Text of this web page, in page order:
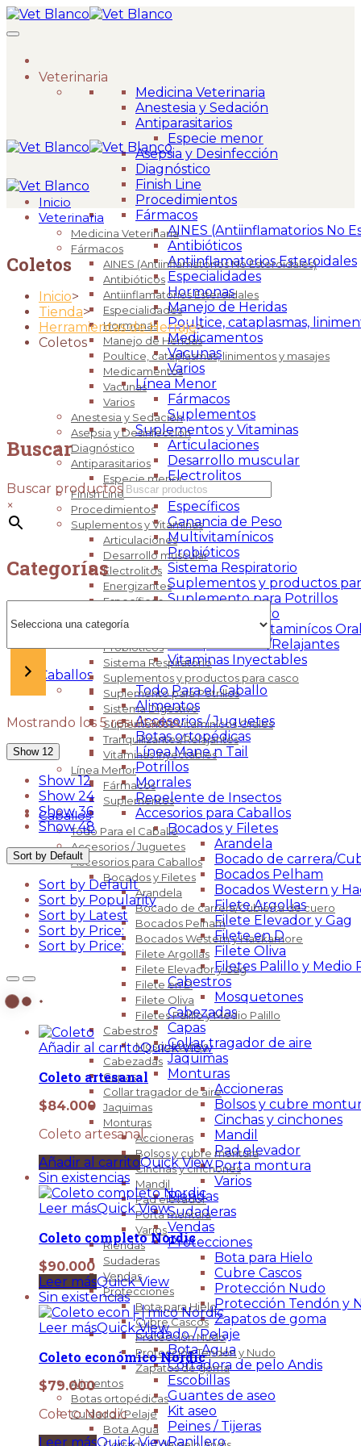
Veterinaria
Medicina Veterinaria
Anestesia y Sedación
Antiparasitarios
Especie menor
Asepsia y Desinfección
Diagnóstico
Finish Line
Procedimientos
Fármacos
AINES (Antiinflamatorios No
Antibióticos
Antiinflamatorios Esteroidales
Especialidades
Hormonas
Manejo de Heridas
Poultice, cataplasmas,
Medicamentos
Vacunas
Varios
Línea Menor
Fármacos
Suplementos
Suplementos y Vitaminas
Articulaciones
Desarrollo muscular
Electrolitos
Energizantes
Específicos
Ganancia de Peso
Multivitamínicos
Probióticos
Sistema Respiratorio
Suplementos y productos
Suplemento para Potrillos
Sistema Digestivo
Suplementos Vitaminícos
Tranquilizantes/Relajantes
Vitaminas Inyectables
Caballos
Todo Para el Caballo
Alimentos
Accesorios / Juguetes
Botas ortopédicas
Línea Mane n Tail
Potrillos
Morrales
Repelente de Insectos
Accesorios para Caballos
Bocados y Filetes
Arandela
Bocado de carrera/
Bocados Pelham
Bocados Western y
Filete Argollas
Filete Elevador y Gag
Filete en D
Filete Oliva
Filetes Palillo y Medio
Cabestros
Mosquetones
Cabezadas
Capas
Collar tragador de aire
Jaquimas
Monturas
Accioneras
Bolsos y cubre
Cinchas y cinchones
Mandil
Pad elevador
Porta montura
Varios
Riendas
Sudaderas
Vendas
Protecciones
Bota para Hielo
Cubre Cascos
Protección Nudo
Protección Tendón y
Zapatos de goma
Cuidado / Pelaje
Bota Agua
Cortadora de pelo Andis
Escobillas
Guantes de aseo
Kit aseo
Peines / Tijeras
Ranillero
Inicio
Veterinaria
Medicina Veterinaria
Fármacos
AINES (Antiinflamatorios No Esteroidales)
Antibióticos
Antiinflamatorios Esteroidales
Especialidades
Hormonas
Manejo de Heridas
Poultice, cataplasmas, linimentos y masajes
Medicamentos
Vacunas
Varios
Anestesia y Sedación
Asepsia y Desinfección
Diagnóstico
Antiparasitarios
Especie menor
Finish Line
Procedimientos
Suplementos y Vitaminas
Articulaciones
Desarrollo muscular
Electrolitos
Energizantes
Específicos
Multivitamínicos
Probióticos
Sistema Respiratorio
Suplementos y productos para casco
Suplemento para Potrillos
Sistema Digestivo
Suplementos Vitaminícos Orales
Tranquilizantes/Relajantes
Vitaminas Inyectables
Línea Menor
Fármacos
Suplementos
Caballos
Todo Para el Caballo
Accesorios / Juguetes
Accesorios para Caballos
Bocados y Filetes
Arandela
Bocado de carrera/Cubierta de cuero
Bocados Pelham
Bocados Western y Hackamore
Filete Argollas
Filete Elevador y Gag
Filete en D
Filete Oliva
Filetes Palillo y Medio Palillo
Cabestros
Mosquetones
Cabezadas
Capas
Collar tragador de aire
Jaquimas
Monturas
Accioneras
Bolsos y cubre montura
Cinchas y cinchones
Mandil
Pad elevador
Porta montura
Varios
Riendas
Sudaderas
Vendas
Protecciones
Bota para Hielo
Cubre Cascos
Protección Nudo
Protección Tendón y Nudo
Zapatos de goma
Alimentos
Botas ortopédicas
Cuidado / Pelaje
Bota Agua
Coletos
Inicio>
Tienda>
Herramientas de Herraje>
Coletos
Buscar
Buscar productos
×
Categorías
una
Mostrando los 5 resultados
Show 12
Show 12
Show 24
Show 36
Show 48
Sort by Default
Sort by Default
Sort by Popularity
Sort by Latest
Sort by Price:
Sort by Price:
Añadir al carritoQuick View
Coleto artesanal
$84.000
Coleto artesanal.
Añadir al carritoQuick View
Sin existencias
Leer másQuick View
Coleto completo Nordic
$90.000
Leer másQuick View
Sin existencias
Leer másQuick View
Coleto económico Nordic
$79.000
Coleto Nordic
Leer másQuick View